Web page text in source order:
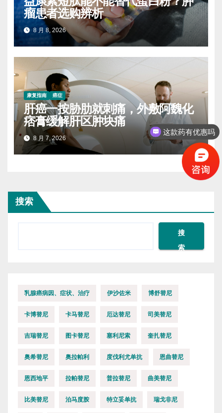
瘤患者选购辨析
8 月 8, 2026
康复指南 癌症
肝癌一按胁肋就刺痛，外敷阿魏化
痞膏缓解肝区肿块痛
8 月 7, 2026
搜索
搜
索
乳腺癌病因、症状、治疗 伊沙佐米 博舒替尼
卡博替尼 卡马替尼 厄达替尼 司美替尼
吉瑞替尼 图卡替尼 塞利尼索 奎扎替尼
奥希替尼 奥拉帕利 度伐利尤单抗 恩曲替尼
恩西地平 拉帕替尼 普拉替尼 曲美替尼
比美替尼 泊马度胺 特立妥单抗 瑞戈非尼
这款药有优惠吗